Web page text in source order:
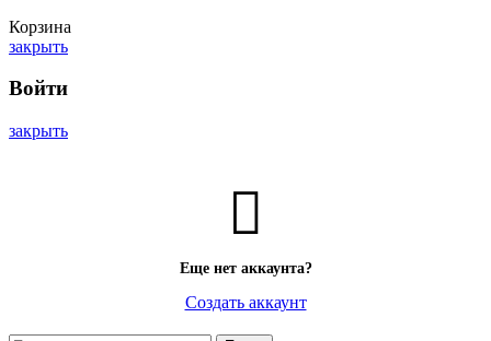
Корзина
закрыть
Войти
закрыть
Еще нет аккаунта?
Создать аккаунт